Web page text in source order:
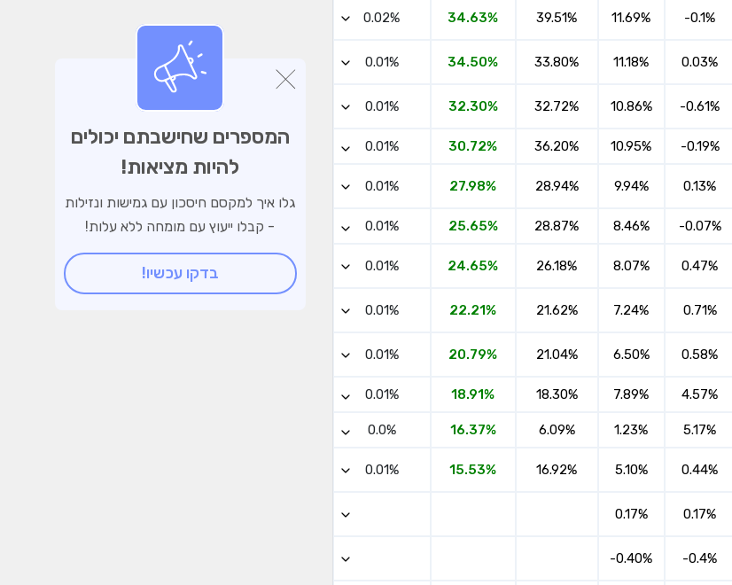
-0.1%
11.69%
39.51%
34.63%
0.02%
0.03%
11.18%
33.80%
34.50%
0.01%
-0.61%
10.86%
32.72%
32.30%
0.01%
-0.19%
10.95%
36.20%
30.72%
0.01%
0.13%
9.94%
28.94%
27.98%
0.01%
-0.07%
8.46%
28.87%
25.65%
0.01%
0.47%
8.07%
26.18%
24.65%
0.01%
0.71%
7.24%
21.62%
22.21%
0.01%
0.58%
6.50%
21.04%
20.79%
0.01%
4.57%
7.89%
18.30%
18.91%
0.01%
5.17%
1.23%
6.09%
16.37%
0.0%
0.44%
5.10%
16.92%
15.53%
0.01%
0.17%
0.17%
-0.4%
-0.40%
המספרים שחישבתם יכולים
להיות מציאות!
גלו איך למקסם חיסכון עם גמישות ונזילות
- קבלו ייעוץ עם מומחה ללא עלות!
בדקו עכשיו!